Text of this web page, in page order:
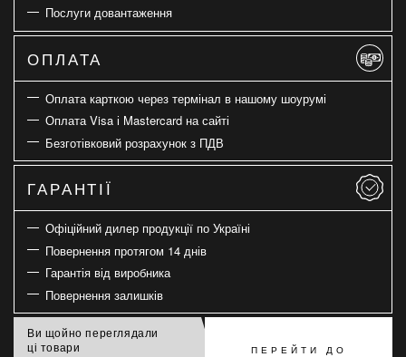
Послуги довантаження
ОПЛАТА
Оплата карткою через термінал в нашому шоурумі
Оплата Visa і Mastercard на сайті
Безготівковий розрахунок з ПДВ
ГАРАНТІЇ
Офіційний дилер продукції по Україні
Повернення протягом 14 днів
Гарантія від виробника
Повернення залишків
Ви щойно переглядали
ці товари
ПЕРЕЙТИ ДО